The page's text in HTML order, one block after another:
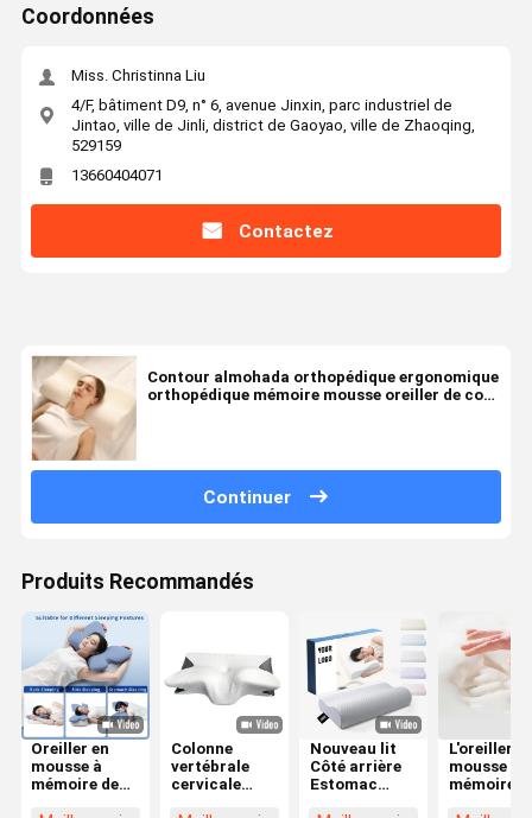
Coordonnées
Miss. Christinna Liu
4/F, bâtiment D9, n° 6, avenue Jinxin, parc industriel de
Jintao, ville de Jinli, district de Gaoyao, ville de Zhaoqing,
529159
13660404071
Contactez
Contour almohada orthopédique ergonomique
orthopédique mémoire mousse oreiller de cou
Continuer
Produits Recommandés
Oreiller en
mousse à
mémoire de
Colonne
vertébrale
cervicale
Nouveau lit
Côté arrière
Estomac
L'oreiller
mousse de
mémoire